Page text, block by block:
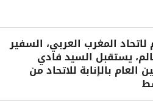
لاتحاد المغرب العربي، السفير
يستقبل السيد فادي
العام بالإنابة للاتحاد من